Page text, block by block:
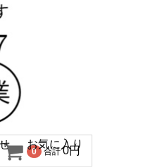
お気に入り
0 合計0円